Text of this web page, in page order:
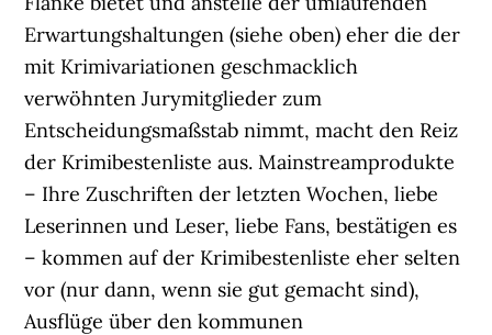
Erwartungshaltungen (siehe oben) eher die der
mit Krimivariationen geschmacklich
verwöhnten Jurymitglieder zum
Entscheidungsmaßstab nimmt, macht den Reiz
der Krimibestenliste aus. Mainstreamprodukte
– Ihre Zuschriften der letzten Wochen, liebe
Leserinnen und Leser, liebe Fans, bestätigen es
– kommen auf der Krimibestenliste eher selten
vor (nur dann, wenn sie gut gemacht sind),
Ausflüge über den kommunen